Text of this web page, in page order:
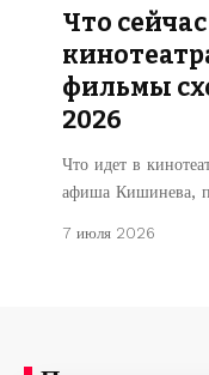
Что
фильмы
2026
Что идет в
афиша Кишинева,
7 июля 2026